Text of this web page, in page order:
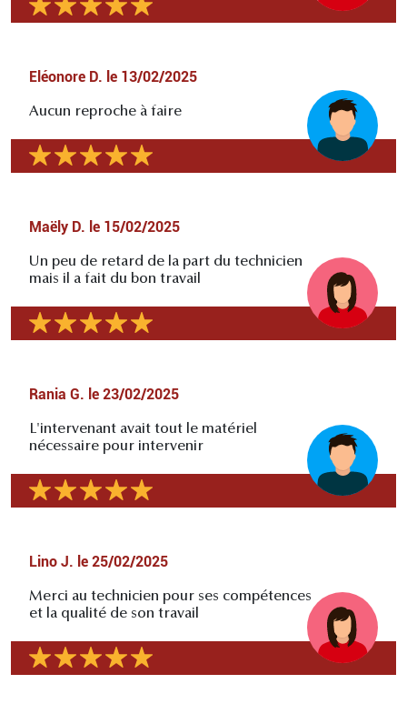
Eléonore D. le 13/02/2025
Aucun reproche à faire
Maëly D. le 15/02/2025
Un peu de retard de la part du technicien
mais il a fait du bon travail
Rania G. le 23/02/2025
L'intervenant avait tout le matériel
nécessaire pour intervenir
Lino J. le 25/02/2025
Merci au technicien pour ses compétences
et la qualité de son travail